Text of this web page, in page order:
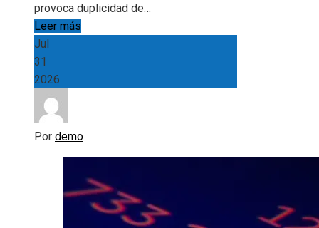
provoca duplicidad de…
Leer más
Jul
31
2026
Por demo